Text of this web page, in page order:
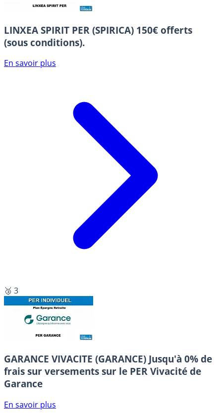
LINXEA SPIRIT PER (SPIRICA) 150€ offerts
(sous conditions).
En savoir plus
🥉 3
GARANCE VIVACITE (GARANCE) Jusqu'à 0% de
frais sur versements sur le PER Vivacité de
Garance
En savoir plus